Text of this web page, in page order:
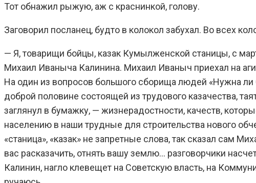
Тот обнажил рыжую, аж с краснинкой, голову.
Заговорил посланец, будто в колокол забухал. Во всех
— Я, товарищи бойцы, казак Кумылженской станицы, с
Михаил Иваныча Калинина. Михаил Иваныч приехал на
На один из вопросов большого сборища людей «Нужна ли
доброй половине состоящей из трудового казачества,
заглянул в бумажку, — жизнерадостности, качеств,
населению в наши трудные для строительства нового
«станица», «казак» не запретные слова, так сказал сам
вас расказачить, отнять вашу землю… разговорчики
Калинин, нагло клевещет на Советскую власть, на